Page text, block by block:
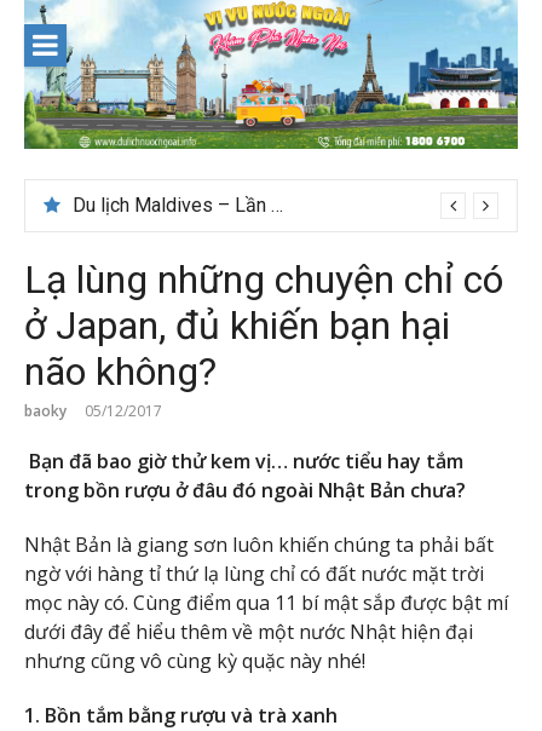
content
Nên du lịch ở đâu ” giá tốt” dịp lễ quốc khánh 2/9
Lạ lùng những chuyện chỉ có
ở Japan, đủ khiến bạn hại
não không?
baoky 05/12/2017
Bạn đã bao giờ thử kem vị… nước tiểu hay tắm
trong bồn rượu ở đâu đó ngoài Nhật Bản chưa?
Nhật Bản là giang sơn luôn khiến chúng ta phải bất
ngờ với hàng tỉ thứ lạ lùng chỉ có đất nước mặt trời
mọc này có. Cùng điểm qua 11 bí mật sắp được bật mí
dưới đây để hiểu thêm về một nước Nhật hiện đại
nhưng cũng vô cùng kỳ quặc này nhé!
1. Bồn tắm bằng rượu và trà xanh